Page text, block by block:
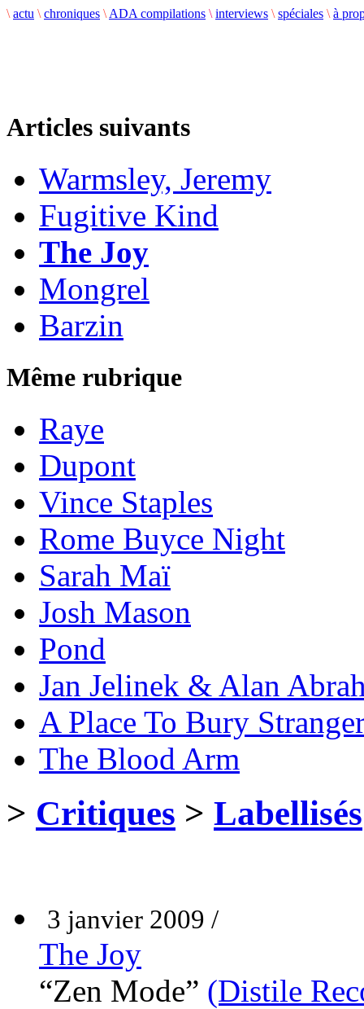
\ actu \ chroniques \ ADA compilations \ interviews \ spéciales \ à
Articles suivants
Warmsley, Jeremy
Fugitive Kind
The Joy
Mongrel
Barzin
Même rubrique
Raye
Dupont
Vince Staples
Rome Buyce Night
Sarah Maï
Josh Mason
Pond
Jan Jelinek & Alan
A Place To Bury
The Blood Arm
> Critiques > Labellisés
3 janvier 2009 /
The Joy
“Zen Mode” (Distile